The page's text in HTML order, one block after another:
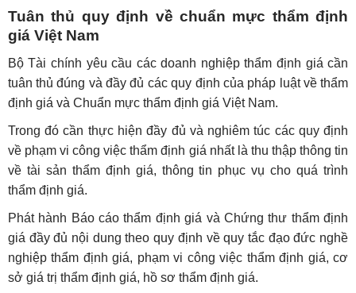
Tuân thủ quy định về chuẩn mực thẩm định
giá Việt Nam
Bộ Tài chính yêu cầu các doanh nghiệp thẩm định giá cần
tuân thủ đúng và đầy đủ các quy định của pháp luật về thẩm
định giá và Chuẩn mực thẩm định giá Việt Nam.
Trong đó cần thực hiện đầy đủ và nghiêm túc các quy định
về phạm vi công việc thẩm định giá nhất là thu thập thông tin
về tài sản thẩm định giá, thông tin phục vụ cho quá trình
thẩm định giá.
Phát hành Báo cáo thẩm định giá và Chứng thư thẩm định
giá đầy đủ nội dung theo quy định về quy tắc đạo đức nghề
nghiệp thẩm định giá, phạm vi công việc thẩm định giá, cơ
sở giá trị thẩm định giá, hồ sơ thẩm định giá.